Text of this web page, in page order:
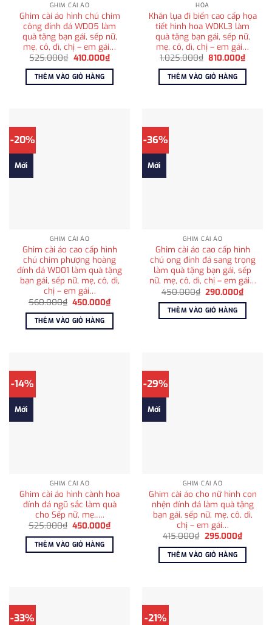
GHIM CÀI ÁO
Ghim cài áo hình chú chim
công đính đá WD05 làm
quà tặng bạn gái, sếp nữ,
mẹ, cô, dì, chị – em gái…
525.000₫ Giá
là:
525.000₫.
410.000₫Giá
hiện
tại
410.000₫.
THÊM VÀO GIỎ HÀNG
HỎA
Khăn lụa đi biển cao cấp họa
tiết hình hoa WDKL3 làm
quà tặng bạn gái, sếp nữ,
mẹ, cô, dì, chị – em gái…
1.025.000₫ Giá
là:
1.025.000₫.
810.000₫Giá
hiện
tại
THÊM VÀO GIỎ HÀNG
-20%
Mới
GHIM CÀI ÁO
Ghim cài áo cao cấp hình
chú chim phượng hoàng
đính đá WD01 làm quà tặng
bạn gái, sếp nữ, mẹ, cô, dì,
chị – em gái…
560.000₫ Giá
là:
560.000₫.
450.000₫Giá
hiện
tại
450.000₫.
THÊM VÀO GIỎ HÀNG
-36%
Mới
GHIM CÀI ÁO
Ghim cài áo cao cấp hình
chú ong đính đá sang trọng
làm quà tặng bạn gái, sếp
nữ, mẹ, cô, dì, chị – em gái…
450.000₫ Giá
là:
450.000₫.
290.000₫Giá
hiện
tại
THÊM VÀO GIỎ HÀNG
-14%
Mới
GHIM CÀI ÁO
Ghim cài áo hình cành hoa
đính đá ngũ sắc làm quà
cho Sếp nữ, mẹ,….
525.000₫ Giá
là:
525.000₫.
450.000₫Giá
hiện
tại
450.000₫.
THÊM VÀO GIỎ HÀNG
-29%
Mới
GHIM CÀI ÁO
Ghim cài áo cho nữ hình con
nhện đính đá làm quà tặng
bạn gái, sếp nữ, mẹ, cô, dì,
chị – em gái…
415.000₫ Giá
là:
415.000₫.
295.000₫Giá
hiện
tại
THÊM VÀO GIỎ HÀNG
-33% -21%